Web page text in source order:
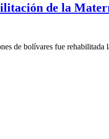
de la
de bolívares fue